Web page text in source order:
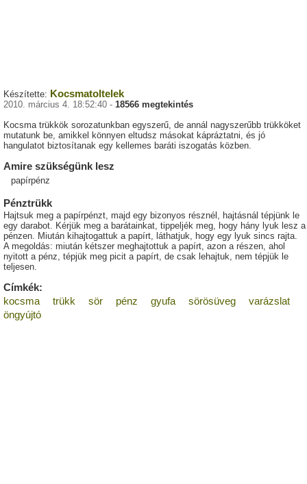
Készítette: Kocsmatoltelek
2010. március 4. 18:52:40 - 18566 megtekintés
Kocsma trükkök sorozatunkban egyszerű, de annál nagyszerűbb trükköket
mutatunk be, amikkel könnyen eltudsz másokat kápráztatni, és jó
hangulatot biztosítanak egy kellemes baráti iszogatás közben.
Amire szükségünk lesz
papírpénz
Pénztrükk
Hajtsuk meg a papírpénzt, majd egy bizonyos résznél, hajtásnál tépjünk le
egy darabot. Kérjük meg a barátainkat, tippeljék meg, hogy hány lyuk lesz a
pénzen. Miután kihajtogattuk a papírt, láthatjuk, hogy egy lyuk sincs rajta.
A megoldás: miután kétszer meghajtottuk a papírt, azon a részen, ahol
nyitott a pénz, tépjük meg picit a papírt, de csak lehajtuk, nem tépjük le
teljesen.
Címkék:
kocsma
trükk sör pénz gyufa sörösüveg
varázslat
öngyújtó